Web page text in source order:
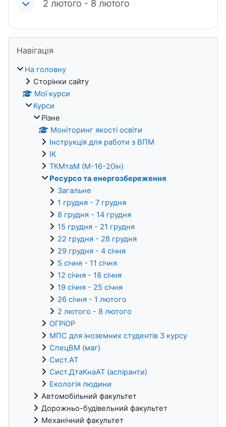
2 лютого - 8 лютого
Блоки
Навігація
На головну
Сторінки сайту
Мої курси
Курси
Різне
Моніторинг якості освіти
Інструкція для работи з ВПМ
ІК
ТКМтаМ (М-16-20ін)
Ресурсо та енергозбереження
Загальне
1 грудня - 7 грудня
8 грудня - 14 грудня
15 грудня - 21 грудня
22 грудня - 28 грудня
29 грудня - 4 січня
5 січня - 11 січня
12 січня - 18 січня
19 січня - 25 січня
26 січня - 1 лютого
2 лютого - 8 лютого
ОГРіОР
МПС для іноземних студентів 3 курсу
СпецВМ (маг)
Сист.АТ
Сист.ДтаКнаАТ (аспіранти)
Екологія людини
Автомобільний факультет
Дорожньо-будівельний факультет
Механічний факультет